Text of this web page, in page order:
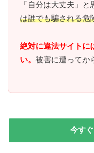
「自分は大丈夫」と
は誰でも騙される危
絶対に違法サイトに
い。 被害に遭ってか
今す